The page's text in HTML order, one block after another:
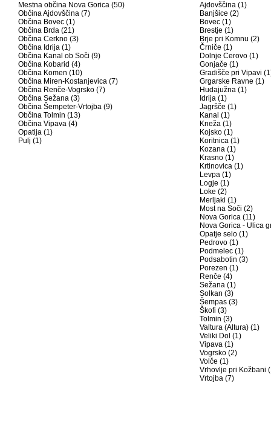
Mestna občina Nova Gorica (50)
Občina Ajdovščina (7)
Občina Bovec (1)
Občina Brda (21)
Občina Cerkno (3)
Občina Idrija (1)
Občina Kanal ob Soči (9)
Občina Kobarid (4)
Občina Komen (10)
Občina Miren-Kostanjevica (7)
Občina Renče-Vogrsko (7)
Občina Sežana (3)
Občina Šempeter-Vrtojba (9)
Občina Tolmin (13)
Občina Vipava (4)
Opatija (1)
Pulj (1)
Ajdovščina (1)
Banjšice (2)
Bovec (1)
Brestje (1)
Brje pri Komnu (2)
Črniče (1)
Dolnje Cerovo (1)
Gonjače (1)
Gradišče pri Vipavi
Grgarske Ravne (1)
Hudajužna (1)
Idrija (1)
Jagršče (1)
Kanal (1)
Kneža (1)
Kojsko (1)
Koritnica (1)
Kozana (1)
Krasno (1)
Krtinovica (1)
Levpa (1)
Logje (1)
Loke (2)
Merljaki (1)
Most na Soči (2)
Nova Gorica (11)
Nova Gorica - Ulica
Opatje selo (1)
Pedrovo (1)
Podmelec (1)
Podsabotin (3)
Porezen (1)
Renče (4)
Sežana (1)
Solkan (3)
Šempas (3)
Škofi (3)
Tolmin (3)
Valtura (Altura) (1)
Veliki Dol (1)
Vipava (1)
Vogrsko (2)
Volče (1)
Vrhovlje pri Kožbani
Vrtojba (7)